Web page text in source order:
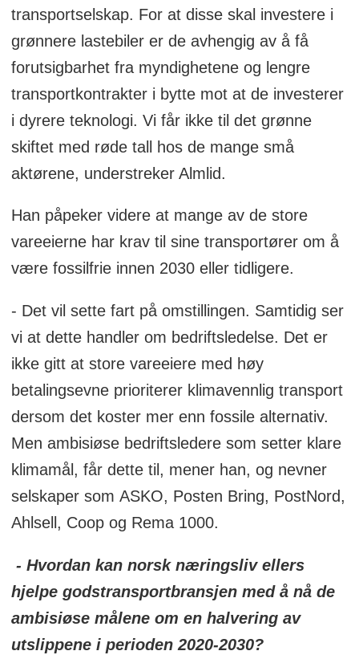
transportselskap. For at disse skal investere i
grønnere lastebiler er de avhengig av å få
forutsigbarhet fra myndighetene og lengre
transportkontrakter i bytte mot at de investerer
i dyrere teknologi. Vi får ikke til det grønne
skiftet med røde tall hos de mange små
aktørene, understreker Almlid.
Han påpeker videre at mange av de store
vareeierne har krav til sine transportører om å
være fossilfrie innen 2030 eller tidligere.
- Det vil sette fart på omstillingen. Samtidig ser
vi at dette handler om bedriftsledelse. Det er
ikke gitt at store vareeiere med høy
betalingsevne prioriterer klimavennlig transport
dersom det koster mer enn fossile alternativ.
Men ambisiøse bedriftsledere som setter klare
klimamål, får dette til, mener han, og nevner
selskaper som ASKO, Posten Bring, PostNord,
Ahlsell, Coop og Rema 1000.
- Hvordan kan norsk næringsliv ellers
hjelpe godstransportbransjen med å nå de
ambisiøse målene om en halvering av
utslippene i perioden 2020-2030?